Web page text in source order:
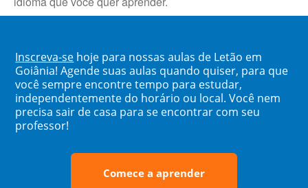
Inscreva-se hoje para nossas aulas de Letão em
Goiânia! Agende suas aulas quando quiser, para que
você sempre encontre tempo para estudar,
independentemente do horário ou local. Você nem
precisa sair de casa para se encontrar com seu
professor!
Comece a aprender